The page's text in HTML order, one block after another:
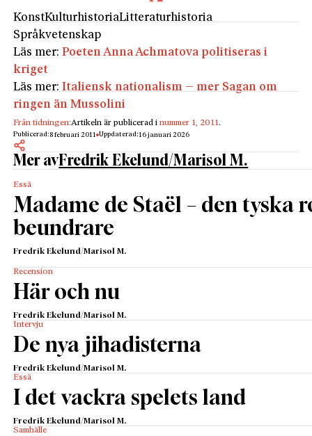
KonstKulturhistoriaLitteraturhistoria
Språkvetenskap
Läs mer:Poeten Anna Achmatova politiseras i
kriget
Läs mer:Italiensk nationalism – mer Sagan om
ringen än Mussolini
Från tidningen:Artikeln är publicerad inummer 1, 2011.
Publicerad:8 februari 2011 Uppdaterad:16 januari 2026
Mer avFredrik Ekelund/Marisol M.
Essä
Madame de Staël – den tyska
beundrare
Fredrik Ekelund/Marisol M.
Recension
Här och nu
Fredrik Ekelund/Marisol M.
Intervju
De nya jihadisterna
Fredrik Ekelund/Marisol M.
Essä
I det vackra spelets land
Fredrik Ekelund/Marisol M.
Samhälle